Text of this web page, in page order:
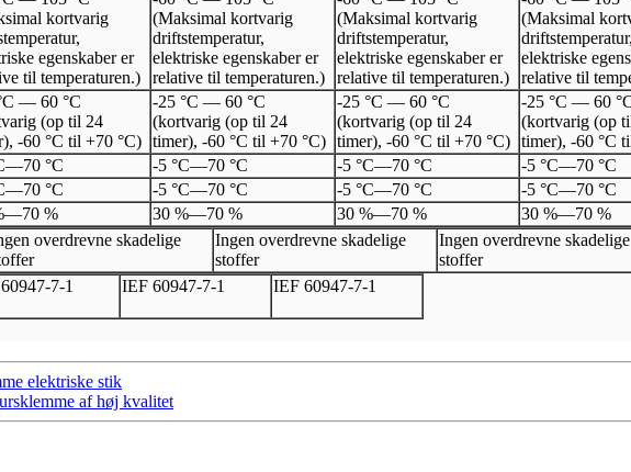
kortvarig
egenskaber er
til temperaturen.)
(Maksimal kortvarig
driftstemperatur,
elektriske egenskaber er
relative til temperaturen.)
(Maksimal kortvarig
driftstemperatur,
elektriske egenskaber er
relative til temperaturen.)
(Maksimal
driftstemperatur,
elektriske
relative til
— 60 °C
(op til 24
-60 °C til +70 °C)
-25 °C — 60 °C
(kortvarig (op til 24
timer), -60 °C til +70 °C)
-25 °C — 60 °C
(kortvarig (op til 24
timer), -60 °C til +70 °C)
-25 °C — 60
(kortvarig (op
timer), -60 °C
—70 °C -5 °C—70 °C -5 °C—70 °C -5 °C—70 °C
—70 °C -5 °C—70 °C -5 °C—70 °C -5 °C—70 °C
—70 % 30 %—70 % 30 %—70 % 30 %—70 %
overdrevne skadelige
Ingen overdrevne skadelige
stoffer
Ingen overdrevne skadelige
stoffer
-7-1 IEF 60947-7-1 IEF 60947-7-1
elektriske stik
af høj kvalitet